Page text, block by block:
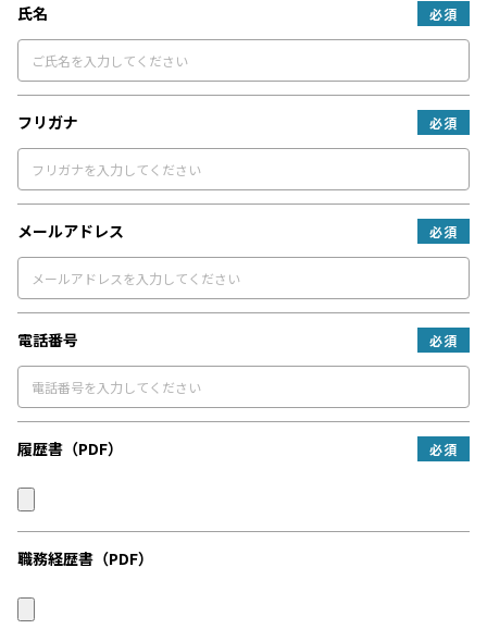
氏名 必須
フリガナ 必須
メールアドレス 必須
電話番号 必須
履歴書（PDF） 必須
職務経歴書（PDF）